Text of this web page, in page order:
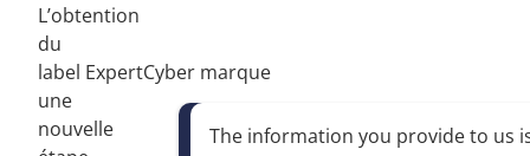
L’obtention
du
label ExpertCyber marque
une
nouvelle
The information you provide to us